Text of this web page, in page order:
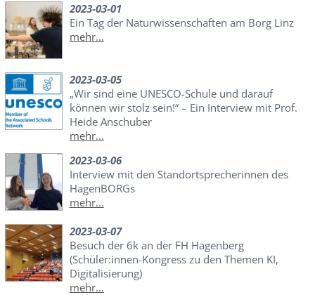
2023-03-01
Ein Tag der Naturwissenschaften am Borg Linz
mehr...
2023-03-05
„Wir sind eine UNESCO-Schule und darauf
können wir stolz sein!“ – Ein Interview mit Prof.
Heide Anschuber
mehr...
2023-03-06
Interview mit den Standortsprecherinnen des
HagenBORGs
mehr...
2023-03-07
Besuch der 6k an der FH Hagenberg
(Schüler:innen-Kongress zu den Themen KI,
Digitalisierung)
mehr...